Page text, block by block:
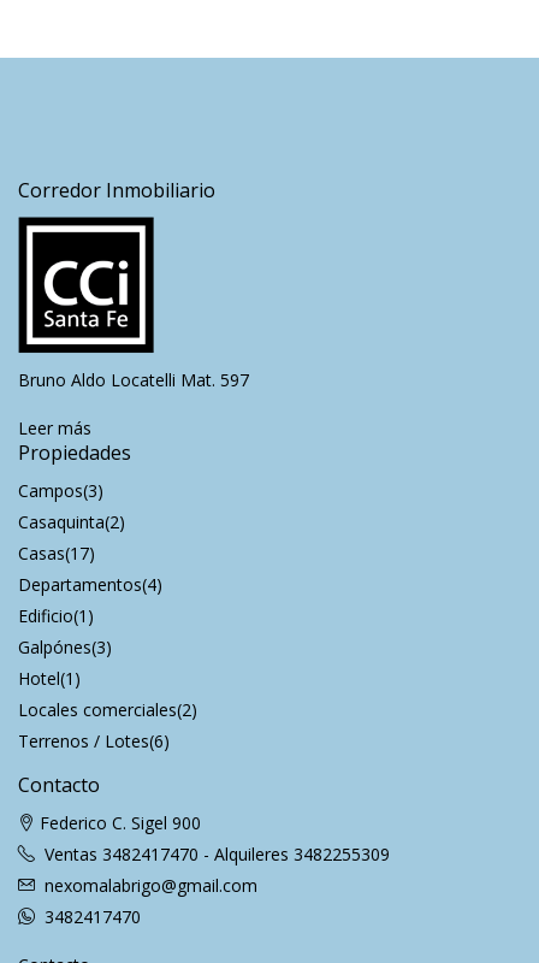
Corredor Inmobiliario
Bruno Aldo Locatelli Mat. 597
Leer más
Propiedades
Campos(3)
Casaquinta(2)
Casas(17)
Departamentos(4)
Edificio(1)
Galpónes(3)
Hotel(1)
Locales comerciales(2)
Terrenos / Lotes(6)
Contacto
Federico C. Sigel 900
Ventas 3482417470 - Alquileres 3482255309
nexomalabrigo@gmail.com
3482417470